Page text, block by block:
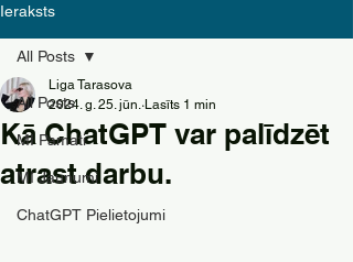
Ieraksts
All Posts
MI Pamati
MI Jaunumi
ChatGPT Pielietojumi
All Posts
Kā ChatGPT var palīdzēt
atrast darbu.
Liga Tarasova
2024. g. 25. jūn. Lasīts 1 min